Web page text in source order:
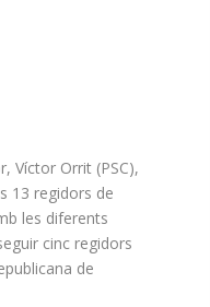
Víctor Orrit (PSC),
13 regidors de
les diferents
cinc regidors
de